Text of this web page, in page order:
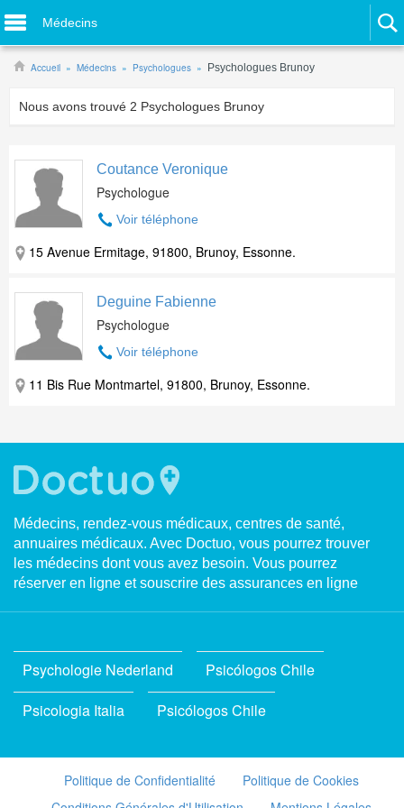
Médecins
Accueil Médecins Psychologues Psychologues Brunoy
Nous avons trouvé 2 Psychologues Brunoy
Coutance Veronique
Psychologue
Voir téléphone
15 Avenue Ermitage, 91800, Brunoy, Essonne.
Deguine Fabienne
Psychologue
Voir téléphone
11 Bis Rue Montmartel, 91800, Brunoy, Essonne.
Médecins, rendez-vous médicaux, centres de santé,
annuaires médicaux. Avec Doctuo, vous pourrez trouver
les médecins dont vous avez besoin. Vous pourrez
réserver en ligne et souscrire des assurances en ligne
Psychologie Nederland
Psicólogos Chile
Psicologia Italia
Psicólogos Chile
Politique de Confidentialité
Politique de Cookies